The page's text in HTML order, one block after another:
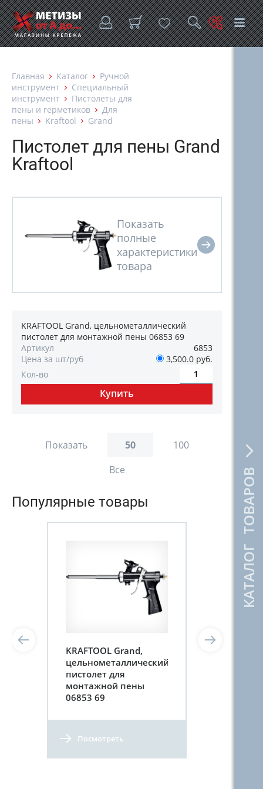
КАТАЛОГ ТОВАРОВ
Главная Каталог
Ручной
инструмент
Специальный
инструмент
Пистолеты для
пены и герметиков
Для
пены
Kraftool Grand
Пистолет для пены Grand
Kraftool
KRAFTOOL Grand, цельнометаллический
пистолет для монтажной пены 06853 69
Артикул
6853
Цена за шт/руб
3,500.0 руб.
Кол-во
Показать 50
100
Все
Популярные товары
KRAFTOOL Grand,
цельнометаллический
пистолет для
монтажной пены
06853 69
Посмотреть